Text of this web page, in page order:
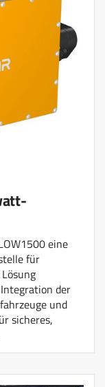
eine
für
der
und
sicheres,